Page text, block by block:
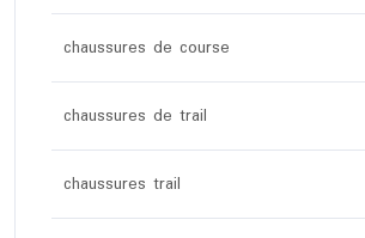
chaussures de course
chaussures de trail
chaussures trail